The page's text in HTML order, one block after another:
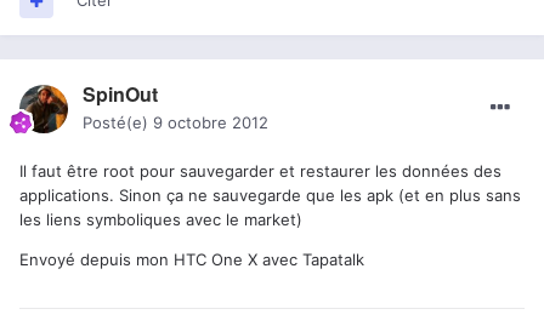
SpinOut
Posté(e) 9 octobre 2012
Il faut être root pour sauvegarder et restaurer les données des
applications. Sinon ça ne sauvegarde que les apk (et en plus sans
les liens symboliques avec le market)
Envoyé depuis mon HTC One X avec Tapatalk